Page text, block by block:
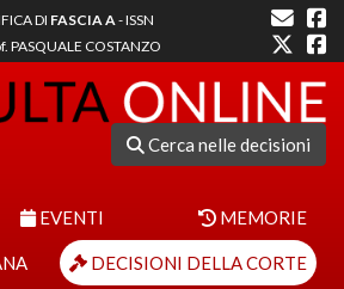
DI FASCIA A- ISSN
COSTANZO
Cerca nelle decisioni
EVENTI MEMORIE
DECISIONI DELLA CORTE